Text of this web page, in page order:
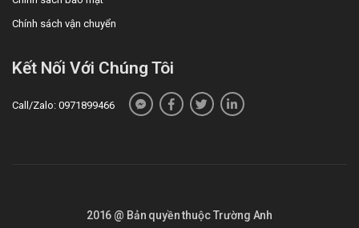
Chính sách vận chuyển
Kết Nối Với Chúng Tôi
Call/Zalo: 0971899466
2016 @ Bản quyền thuộc Trường Anh